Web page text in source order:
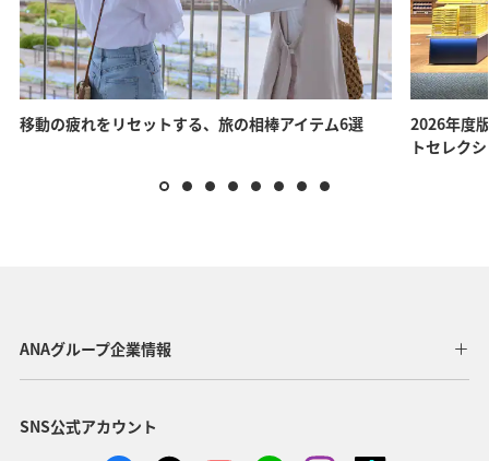
移動の疲れをリセットする、旅の相棒アイテム6選
2026年度
トセレク
ANAグループ企業情報
SNS公式アカウント